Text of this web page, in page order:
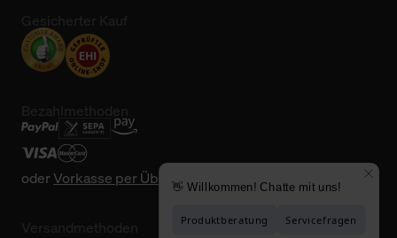
oderVorkasse per Überweisung